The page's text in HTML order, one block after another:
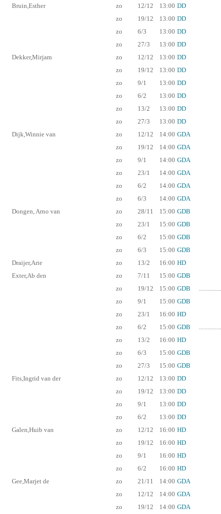
Bruin,Esther
zo 12/12 13:00 DD
zo
19/12 13:00 DD
zo
6/3 13:00 DD
zo
27/3 13:00 DD
Dekker,Mirjam
zo 12/12 13:00 DD
zo
19/12 13:00 DD
zo
9/1 13:00 DD
zo
6/2 13:00 DD
zo
13/2 13:00 DD
zo
27/3 13:00 DD
Dijk,Winnie van
zo 12/12 14:00 GDA
zo
19/12 14:00 GDA
zo
9/1 14:00 GDA
zo
23/1 14:00 GDA
zo
6/2 14:00 GDA
zo
6/3 14:00 GDA
Dongen, Arno van
zo 28/11 15:00 GDB
zo
23/1 15:00 GDB
zo
6/2 15:00 GDB
zo
6/3 15:00 GDB
Draijer,Arie
zo 13/2 16:00 HD
Exter,Ab den
zo 7/11 15:00 GDB
zo
19/12 15:00 GDB
zo
9/1 15:00 GDB
zo
23/1 16:00 HD
zo
6/2 15:00 GDB
zo
13/2 16:00 HD
zo
6/3 15:00 GDB
zo
27/3 15:00 GDB
Fits,Ingrid van der
zo 12/12 13:00 DD
zo
19/12 13:00 DD
zo
9/1 13:00 DD
zo
6/2 13:00 DD
Galen,Huib van
zo 12/12 16:00 HD
zo
19/12 16:00 HD
zo
9/1 16:00 HD
zo
6/2 16:00 HD
Gee,Marjet de
zo 21/11 14:00 GDA
zo
12/12 14:00 GDA
zo
19/12 14:00 GDA